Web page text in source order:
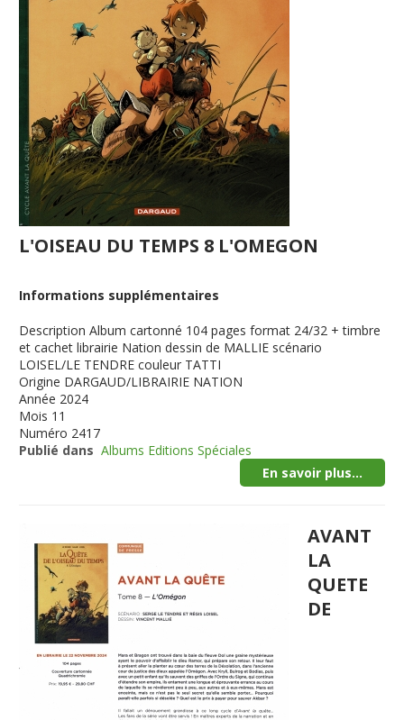
L'OISEAU DU TEMPS 8 L'OMEGON
Informations supplémentaires
Description Album cartonné 104 pages format 24/32 + timbre
et cachet librairie Nation dessin de MALLIE scénario
LOISEL/LE TENDRE couleur TATTI
Origine DARGAUD/LIBRAIRIE NATION
Année 2024
Mois 11
Numéro 2417
Publié dans Albums Editions Spéciales
En savoir plus...
AVANT
LA
QUETE
DE